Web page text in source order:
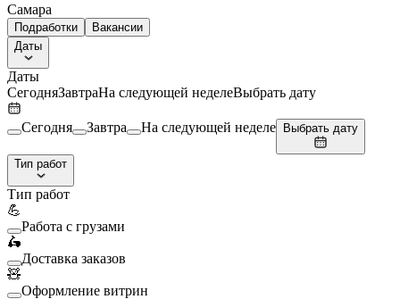
Самара
Подработки
Вакансии
Даты
Даты
СегодняЗавтраНа следующей неделеВыбрать дату
Сегодня Завтра На следующей неделе Выбрать дату
Тип работ
Тип работ
💪
Работа с грузами
🛵
Доставка заказов
🧸
Оформление витрин